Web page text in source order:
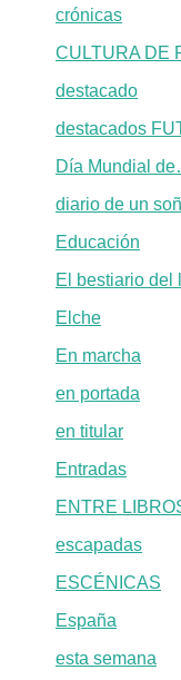
crónicas
CULTURA DE
destacado
destacados
Día Mundial
diario de un
Educación
El bestiario del
Elche
En marcha
en portada
en titular
Entradas
ENTRE
escapadas
ESCÉNICAS
España
esta semana